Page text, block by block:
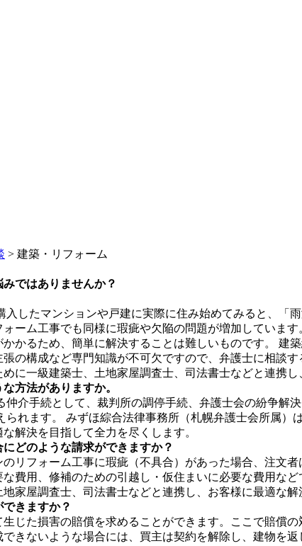
> 建築・リフォーム
ではありませんか？
したマンションや戸建に実際に住み始めてみると、「
ーム工事でも同様に瑕疵や欠陥の問題が増加していま
かるため、簡単に解決することは難しいものです。 建
の構成など専門知識が不可欠ですので、弁護士に相談
に一級建築士、土地家屋調査士、司法書士などと連携
方法がありますか。
介手続として、裁判所の調停手続、弁護士会の紛争解
れます。 みずほ綜合法律事務所（札幌弁護士会所属）
解決を目指して全力を尽くします。
どのような請求ができますか？
リフォーム工事に瑕疵（不具合）があった場合、注文
費用、修補のための引越し・仮住まいに必要な費用な
家屋調査士、司法書士などと連携し、お客様に最適な解
きますか？
じた損害の賠償を求めることができます。ここで賠償
きないような場合には、買主は契約を解除し、建物を